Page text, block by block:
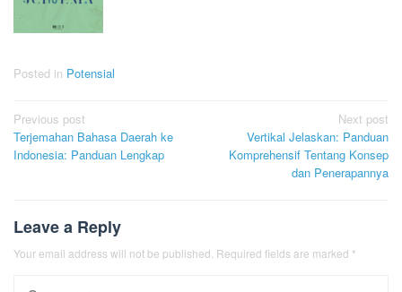
Posted in Potensial
Post
navigation
Previous post
Terjemahan Bahasa Daerah ke
Indonesia: Panduan Lengkap
Next post
Vertikal Jelaskan: Panduan
Komprehensif Tentang Konsep
dan Penerapannya
Leave a Reply
Your email address will not be published. Required fields are marked *